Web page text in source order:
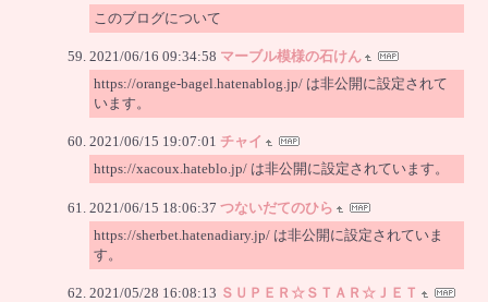
このブログについて
2021/06/16 09:34:58 マーブル模様の石けん
https://orange-bagel.hatenablog.jp/ は非公開に設定されて
います。
2021/06/15 19:07:01 チャイ
https://xacoux.hateblo.jp/ は非公開に設定されています。
2021/06/15 18:06:37 つないだてのひら
https://sherbet.hatenadiary.jp/ は非公開に設定されていま
す。
2021/05/28 16:08:13 ＳＵＰＥＲ☆ＳＴＡＲ☆ＪＥＴ